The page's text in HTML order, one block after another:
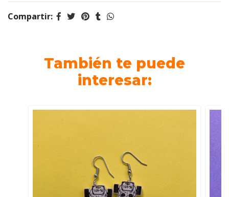
Compartir:
También te puede
interesar: